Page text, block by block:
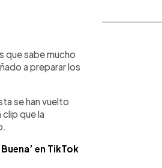
que sabe mucho
a preparar los
se han vuelto
clip que la
en TikTok